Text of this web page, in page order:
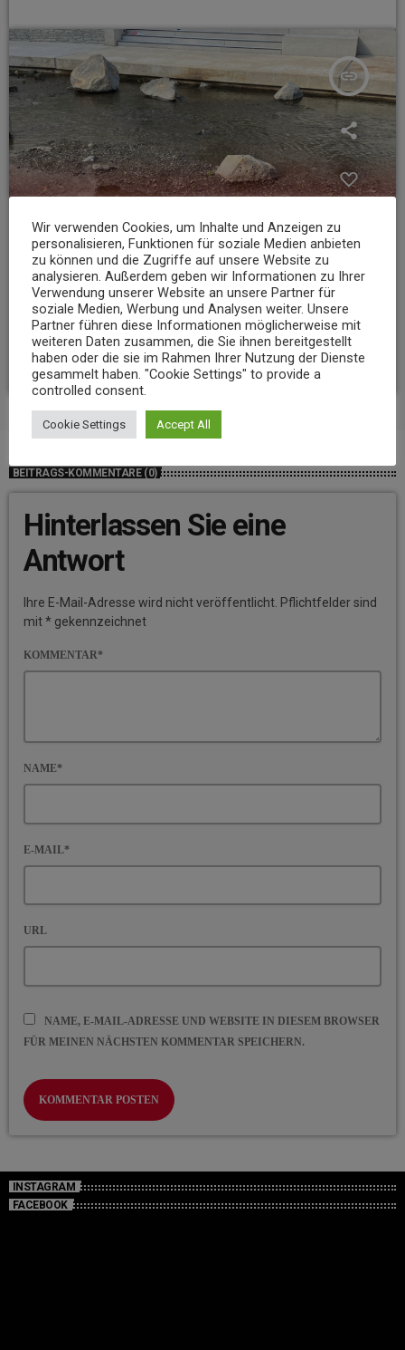
insert_link
NEWS
Niedrigwasser belastet Gewässer im Landkreis Mayen-Koblenz
today 7. AUGUST 2026 12
BEITRAGS-KOMMENTARE (0)
Hinterlassen Sie eine
Antwort
Ihre E-Mail-Adresse wird nicht veröffentlicht. Pflichtfelder sind
mit * gekennzeichnet
KOMMENTAR*
NAME*
E-MAIL*
URL
NAME, E-MAIL-ADRESSE UND WEBSITE IN DIESEM BROWSER
FÜR MEINEN NÄCHSTEN KOMMENTAR SPEICHERN.
INSTAGRAM
FACEBOOK
Wir verwenden Cookies, um Inhalte und Anzeigen zu
personalisieren, Funktionen für soziale Medien anbieten
zu können und die Zugriffe auf unsere Website zu
analysieren. Außerdem geben wir Informationen zu Ihrer
Verwendung unserer Website an unsere Partner für
soziale Medien, Werbung und Analysen weiter. Unsere
Partner führen diese Informationen möglicherweise mit
weiteren Daten zusammen, die Sie ihnen bereitgestellt
haben oder die sie im Rahmen Ihrer Nutzung der Dienste
gesammelt haben. "Cookie Settings" to provide a
controlled consent.
Cookie Settings Accept All